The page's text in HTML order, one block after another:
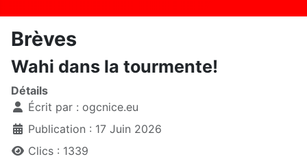
Brèves
Wahi dans la tourmente!
Détails
Écrit par : ogcnice.eu
Publication : 17 Juin 2026
Clics : 1339